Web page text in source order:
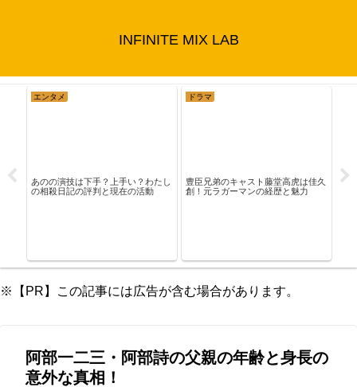
INFINITE MIX LAB
由…
エンタメ
あのの演技は下手？上手い？わたし
の相殺日記の評判と現在の活動
ドラマ
豊臣兄弟のキャスト藤堂高虎は佳久
創！元ラガーマンの経歴と魅力
※【PR】この記事には広告が含む場合があります。
阿部一二三・阿部詩の父親の年齢と身長の
意外な真相！